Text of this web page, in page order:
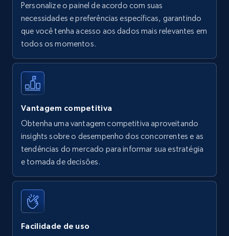
Walmart - products
Specifications, Image urls, Top reviews, and
more.
5.6K+ 876+
Walmart - products - Find new products by
using specific category URL
URL, Final price, Sku, Currency, Gtin,
Specifications, Image urls, Top reviews, and
more.
Personalize o painel de acordo com suas
necessidades e preferências específicas, garantindo
que você tenha acesso aos dados mais relevantes em
todos os momentos.
Vantagem competitiva
Obtenha uma vantagem competitiva aproveitando
insights sobre o desempenho dos concorrentes e as
tendências do mercado para informar sua estratégia
e tomada de decisões.
Facilidade de uso